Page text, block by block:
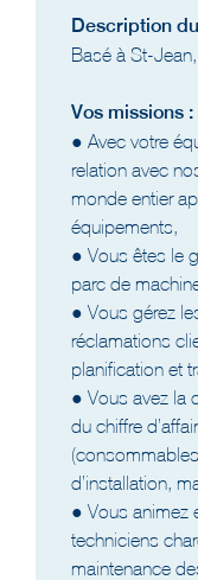
Description
Basé à St-
Vos missions :
● Avec votre
relation avec
monde entier
équipements,
● Vous êtes le
parc de
● Vous gérez
réclamations
planification et
● Vous avez la
du chiffre
d’installation,
● Vous animez
techniciens
maintenance